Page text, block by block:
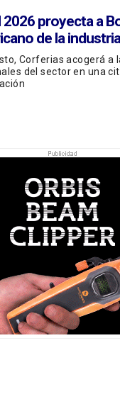
2026 proyecta a
de la industria
Corferias acogerá a
del sector en una